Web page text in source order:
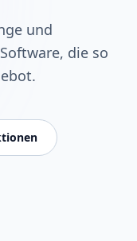
und
die so